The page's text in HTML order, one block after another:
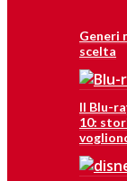
Generi
scelta
Il Blu-
10: